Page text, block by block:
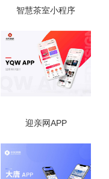
智慧茶室小程序
迎亲网APP